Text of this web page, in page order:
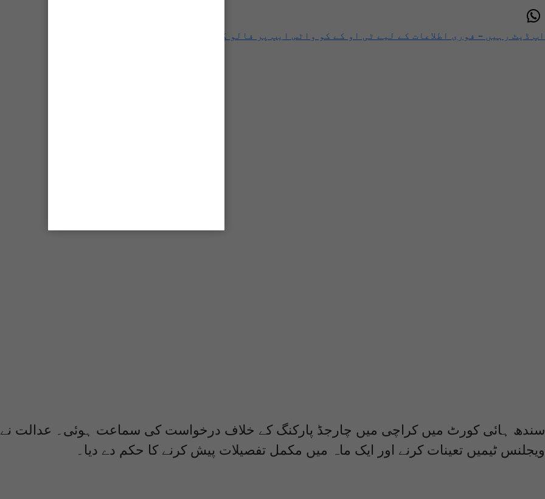
اپ ڈیٹ رہیں – فوری اطلاعات کے لیے ٹی او کے کو واٹس ایپ پر فالو کریں۔
سندھ ہائی کورٹ میں کراچی میں چارجڈ پارکنگ کے خلاف درخواست کی سماعت ہوئی۔ عدالت نے
ویجلنس ٹیمیں تعینات کرنے اور ایک ماہ میں مکمل تفصیلات پیش کرنے کا حکم دے دیا۔